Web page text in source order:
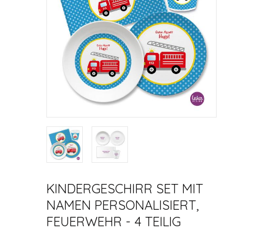
KINDERGESCHIRR SET MIT
NAMEN PERSONALISIERT,
FEUERWEHR - 4 TEILIG